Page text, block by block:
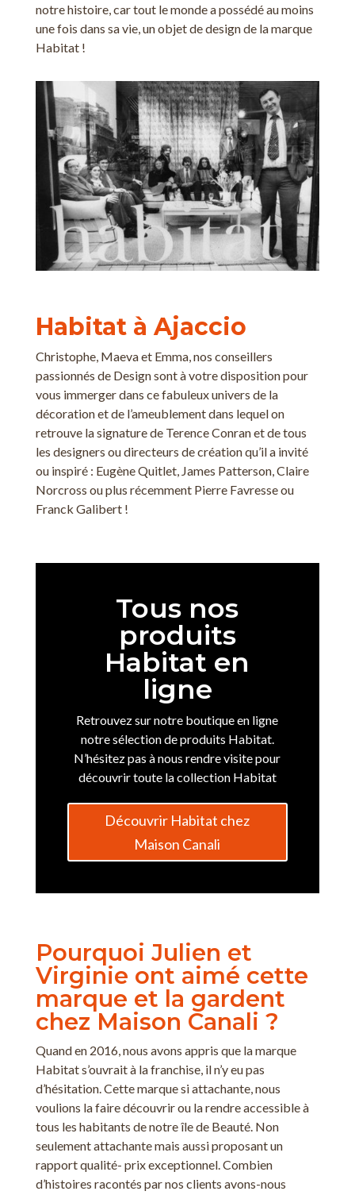
notre histoire, car tout le monde a possédé au moins
une fois dans sa vie, un objet de design de la marque
Habitat !
Habitat à Ajaccio
Christophe, Maeva et Emma, nos conseillers
passionnés de Design sont à votre disposition pour
vous immerger dans ce fabuleux univers de la
décoration et de l’ameublement dans lequel on
retrouve la signature de Terence Conran et de tous
les designers ou directeurs de création qu’il a invité
ou inspiré : Eugène Quitlet, James Patterson, Claire
Norcross ou plus récemment Pierre Favresse ou
Franck Galibert !
Tous nos
produits
Habitat en
ligne
Retrouvez sur notre boutique en ligne
notre sélection de produits Habitat.
N’hésitez pas à nous rendre visite pour
découvrir toute la collection Habitat
Découvrir Habitat chez
Maison Canali
Pourquoi Julien et
Virginie ont aimé cette
marque et la gardent
chez Maison Canali ?
Quand en 2016, nous avons appris que la marque
Habitat s’ouvrait à la franchise, il n’y eu pas
d’hésitation. Cette marque si attachante, nous
voulions la faire découvrir ou la rendre accessible à
tous les habitants de notre île de Beauté. Non
seulement attachante mais aussi proposant un
rapport qualité- prix exceptionnel. Combien
d’histoires racontés par nos clients avons-nous